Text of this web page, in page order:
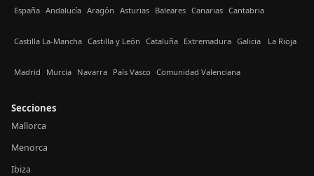
España Andalucía Aragón Asturias Baleares Canarias Cantabria
Castilla La-Mancha Castilla y León Cataluña Extremadura Galicia La Rioja
Madrid Murcia Navarra País Vasco Comunidad Valenciana
Secciones
Mallorca
Menorca
Ibiza